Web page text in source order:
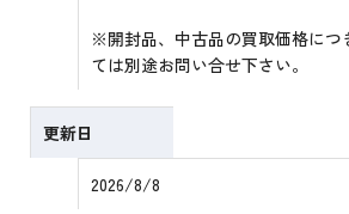
※開封品、中古品の買取価格につ
ては別途お問い合せ下さい。
更新日
2026/8/8